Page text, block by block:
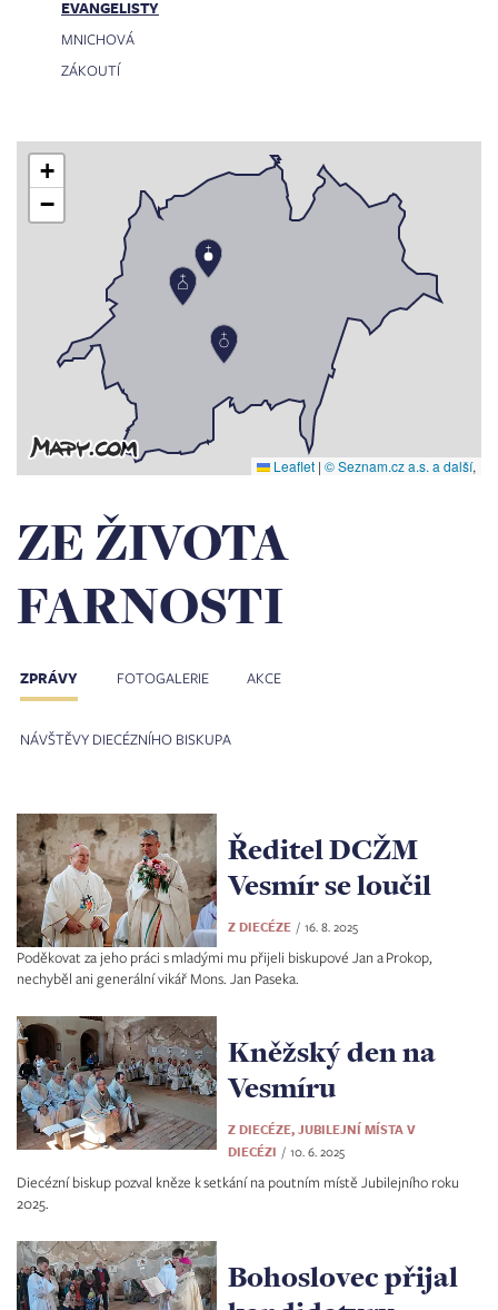
EVANGELISTY
MNICHOVÁ
ZÁKOUTÍ
+
−
Leaflet | © Seznam.cz a.s. a další,
ZE ŽIVOTA
FARNOSTI
ZPRÁVY FOTOGALERIE AKCE
NÁVŠTĚVY DIECÉZNÍHO BISKUPA
Ředitel DCŽM
Vesmír se loučil
Z DIECÉZE 16. 8. 2025
Poděkovat za jeho práci s mladými mu přijeli biskupové Jan a Prokop,
nechyběl ani generální vikář Mons. Jan Paseka.
Kněžský den na
Vesmíru
Z DIECÉZE, JUBILEJNÍ MÍSTA V
DIECÉZI
10. 6. 2025
Diecézní biskup pozval kněze k setkání na poutním místě Jubilejního roku
2025.
Bohoslovec přijal